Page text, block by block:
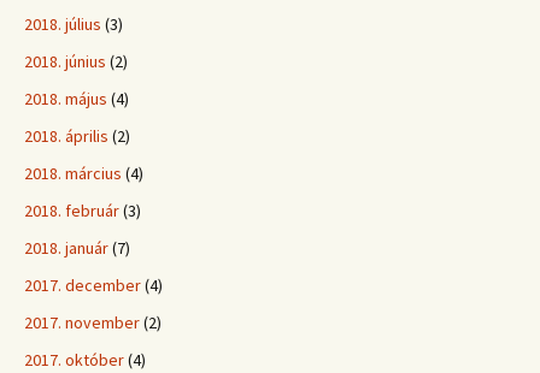
2018. július (3)
2018. június (2)
2018. május (4)
2018. április (2)
2018. március (4)
2018. február(3)
2018. január(7)
2017. december(4)
2017. november(2)
2017. október(4)